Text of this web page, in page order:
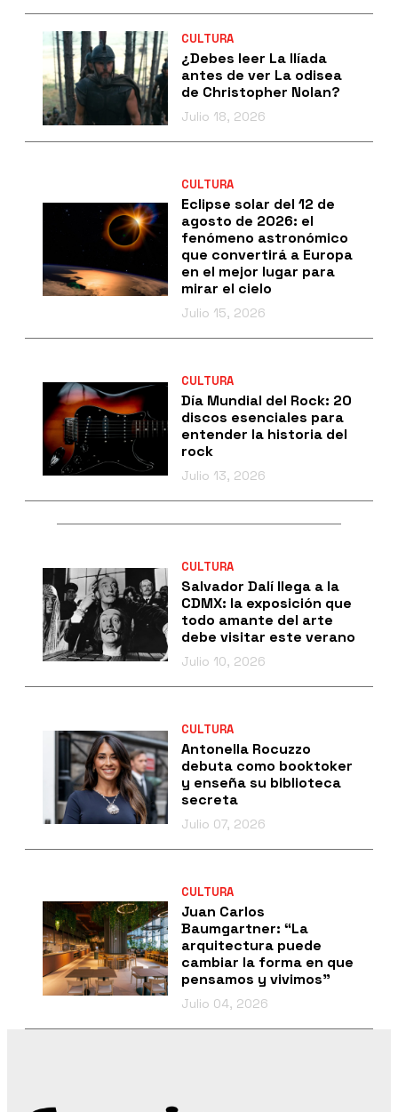
CULTURA
¿Debes leer La Ilíada
antes de ver La odisea
de Christopher Nolan?
Julio 18, 2026
CULTURA
Eclipse solar del 12 de
agosto de 2026: el
fenómeno astronómico
que convertirá a Europa
en el mejor lugar para
mirar el cielo
Julio 15, 2026
CULTURA
Día Mundial del Rock: 20
discos esenciales para
entender la historia del
rock
Julio 13, 2026
CULTURA
Salvador Dalí llega a la
CDMX: la exposición que
todo amante del arte
debe visitar este verano
Julio 10, 2026
CULTURA
Antonella Rocuzzo
debuta como booktoker
y enseña su biblioteca
secreta
Julio 07, 2026
CULTURA
Juan Carlos
Baumgartner: “La
arquitectura puede
cambiar la forma en que
pensamos y vivimos”
Julio 04, 2026